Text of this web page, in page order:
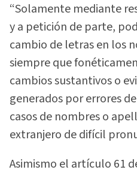
“Solamente mediante
y a petición de parte,
cambio de letras en los
siempre que
cambios sustantivos o
generados por errores
casos de nombres o
extranjero de difícil
Asimismo el artículo 61